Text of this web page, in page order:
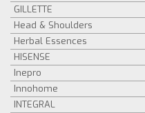
GILLETTE
Head & Shoulders
Herbal Essences
HISENSE
Inepro
Innohome
INTEGRAL